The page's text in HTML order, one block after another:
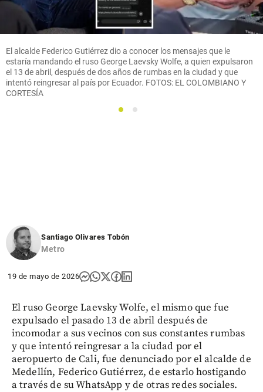
El alcalde Federico Gutiérrez dio a conocer los mensajes que le
estaría mandando el ruso George Laevsky Wolfe, a quien expulsaron
el 13 de abril, después de dos años de rumbas en la ciudad y que
intentó reingresar al país por Ecuador. FOTOS: EL COLOMBIANO Y
CORTESÍA
1 2
Santiago Olivares Tobón
Metro
19 de mayo de 2026
El ruso George Laevsky Wolfe, el mismo que fue
expulsado el pasado 13 de abril después de
incomodar a sus vecinos con sus constantes rumbas
y que intentó reingresar a la ciudad por el
aeropuerto de Cali, fue denunciado por el alcalde de
Medellín, Federico Gutiérrez, de estarlo hostigando
a través de su WhatsApp y de otras redes sociales.